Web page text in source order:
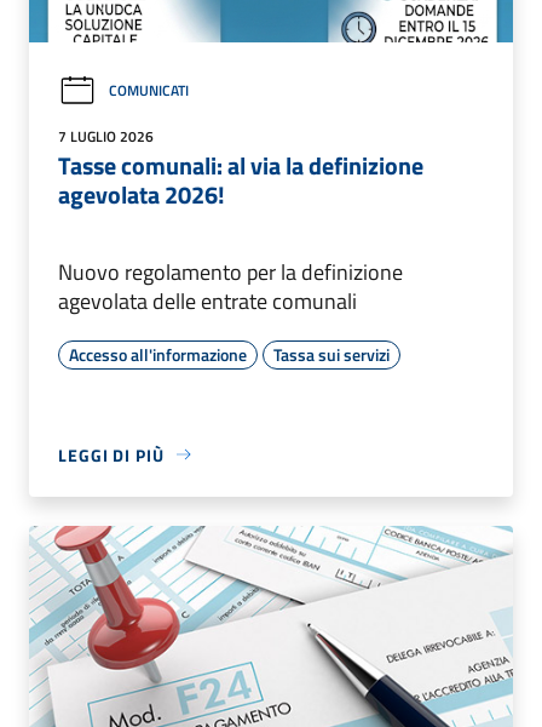
COMUNICATI
7 LUGLIO 2026
Tasse comunali: al via la definizione
agevolata 2026!
Nuovo regolamento per la definizione
agevolata delle entrate comunali
Accesso all'informazione Tassa sui servizi
LEGGI DI PIÙ